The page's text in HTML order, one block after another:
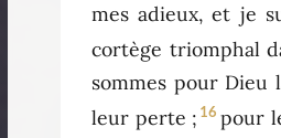
mes adieux, et je
cortège triomphal
sommes pour
leur perte ; 16 pour